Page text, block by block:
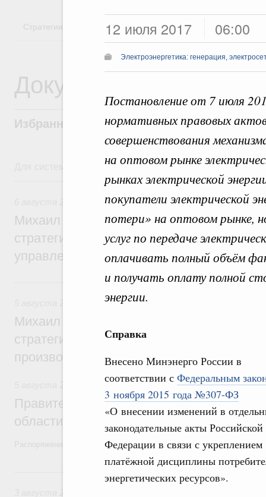
12 июля 2017 06:00
Электроэнергетика: генерация,
Постановление от 7 июля
нормативных правовых
совершенствования
на оптовом рынке
рынках электрической
покупатели электрической
потери» на оптовом рынке,
услуг по передаче
оплачивать полный объём
и получать оплату полной
энергии.
Справка
Внесено Минэнерго России в
соответствии с Федеральным
3 ноября 2015 года №307-ФЗ
«О внесении изменений в
законодательные акты Российской
Федерации в связи с укреплением
платёжной дисциплины
энергетических ресурсов».
Стратегии Государственные программы
Документы
Избранные документы со справками к
Для системного поиска перейдите в раздел "Поиск по
6 августа, четверг
Технологическое развитие. Инновации
Михаил Мишустин дал поручения по
стратегической сессии о
управления научно-технологическим
5 августа, среда
Вопросы производительности труда и
Михаил Мишустин дал поручения по
стратегической сессии, посвящённой
производительности труда
Национальный проект «Экологическое
Правительство увеличило объём
области в рамках федерального
Распоряжение от 3 августа 2026 года №2067-р